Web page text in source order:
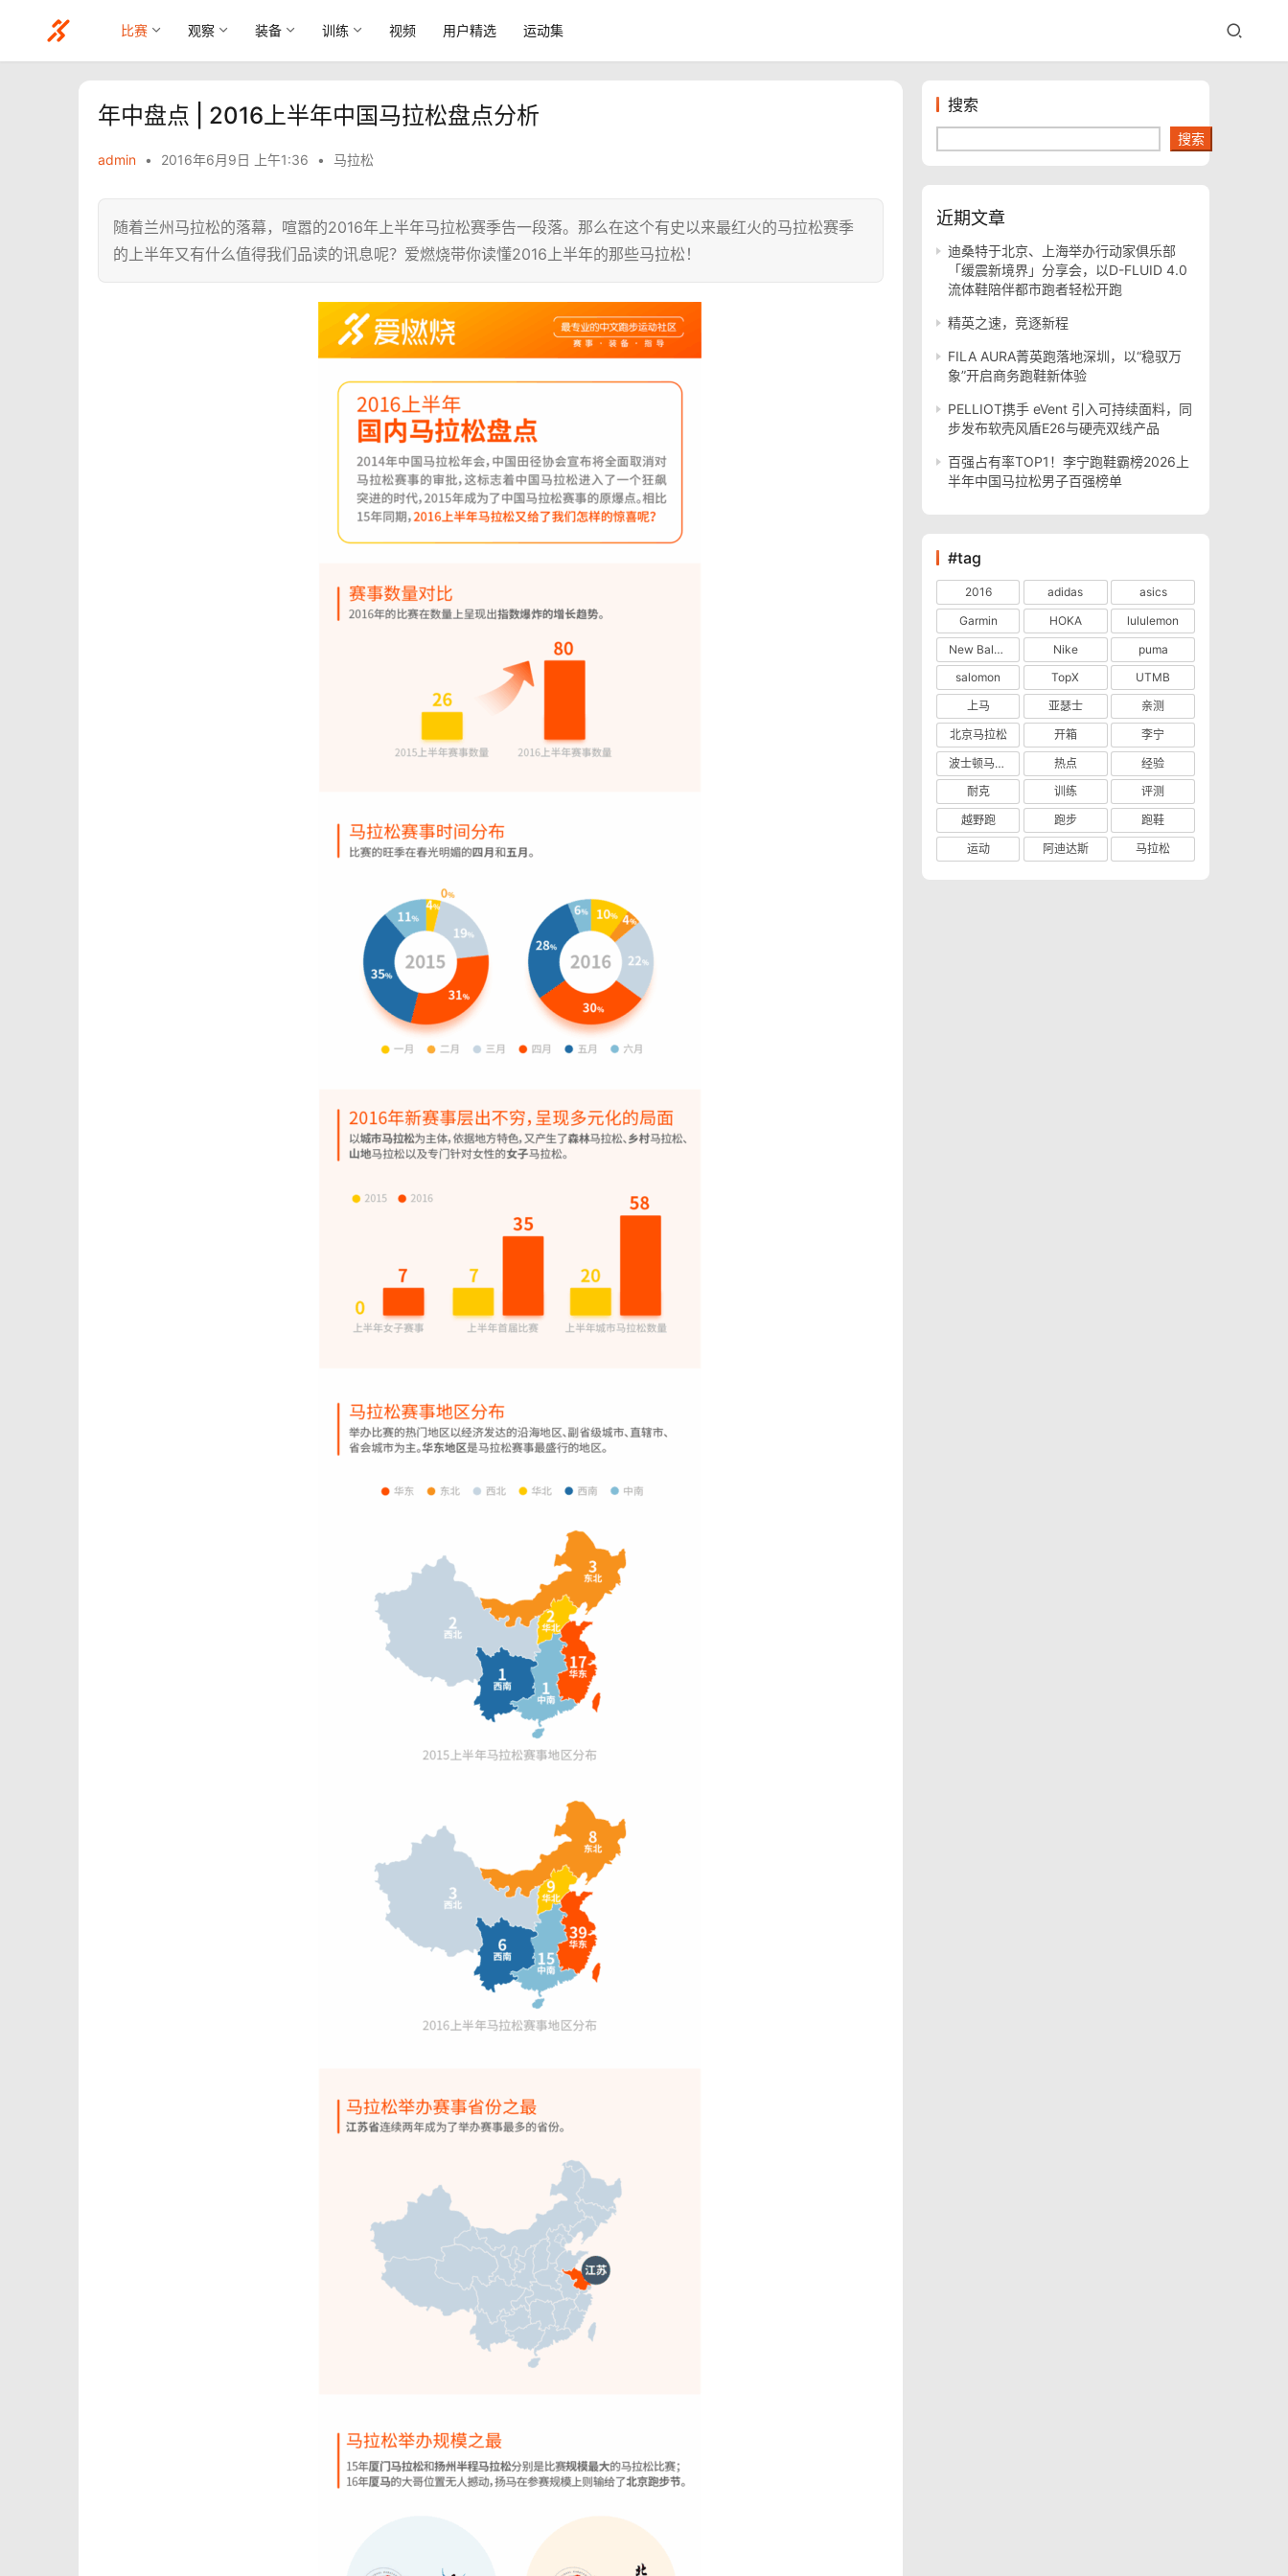
比赛 观察 装备 训练 视频 用户精选 运动集
年中盘点 | 2016上半年中国马拉松盘点分析
admin • 2016年6月9日 上午1:36 • 马拉松
随着兰州马拉松的落幕，喧嚣的2016年上半年马拉松赛季告一段落。那么在这个有史以来最红火的马拉松赛季
的上半年又有什么值得我们品读的讯息呢？爱燃烧带你读懂2016上半年的那些马拉松！
搜索
搜索
近期文章
迪桑特于北京、上海举办行动家俱乐部
「缓震新境界」分享会，以D-FLUID 4.0
流体鞋陪伴都市跑者轻松开跑
精英之速，竞逐新程
FILA AURA菁英跑落地深圳，以“稳驭万
象”开启商务跑鞋新体验
PELLIOT携手 eVent 引入可持续面料，同
步发布软壳风盾E26与硬壳双线产品
百强占有率TOP1！李宁跑鞋霸榜2026上
半年中国马拉松男子百强榜单
#tag
2016 adidas
asics
Garmin
HOKA
lululemon
New Balance
Nike
puma
salomon
TopX
UTMB
上马
亚瑟士
亲测
北京马拉松
开箱
李宁
波士顿马拉松
热点
经验
耐克
训练
评测
越野跑
跑步
跑鞋
运动
阿迪达斯 马拉松